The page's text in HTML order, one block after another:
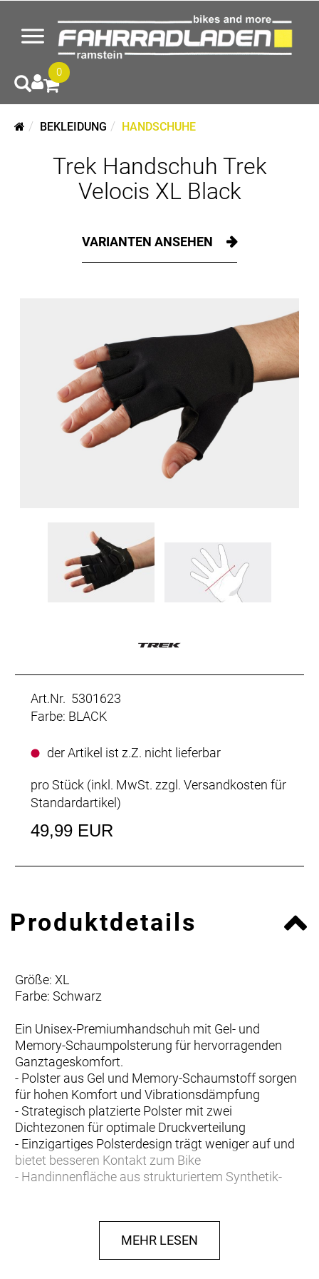
0
BEKLEIDUNG HANDSCHUHE
Trek Handschuh Trek
Velocis XL Black
VARIANTEN ANSEHEN
Art.Nr. 5301623
Farbe: BLACK
der Artikel ist z.Z. nicht lieferbar
pro Stück (inkl. MwSt. zzgl. Versandkosten für
Standardartikel)
49,99 EUR
Produktdetails
Größe: XL
Farbe: Schwarz
Ein Unisex-Premiumhandschuh mit Gel- und
Memory-Schaumpolsterung für hervorragenden
Ganztageskomfort.
- Polster aus Gel und Memory-Schaumstoff sorgen
für hohen Komfort und Vibrationsdämpfung
- Strategisch platzierte Polster mit zwei
Dichtezonen für optimale Druckverteilung
- Einzigartiges Polsterdesign trägt weniger auf und
bietet besseren Kontakt zum Bike
- Handinnenfläche aus strukturiertem Synthetik-
- Clevere Zuglaschen an Mittel- und Ringfinger für
- Weicher, saugfähiger Besatz am Daumen
MEHR LESEN